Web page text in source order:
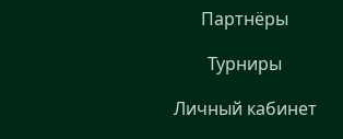
Партнёры
Турниры
Личный кабинет